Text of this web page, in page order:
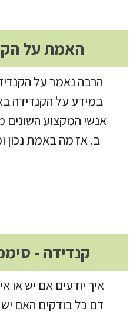
האמת על
הרבה נאמר על
במידע על הקנדידה
אנשי המקצוע השונים
ב. אז מה באמת נכון
קנדידה -
איך יודעים אם יש או
דם כל בודקים האם